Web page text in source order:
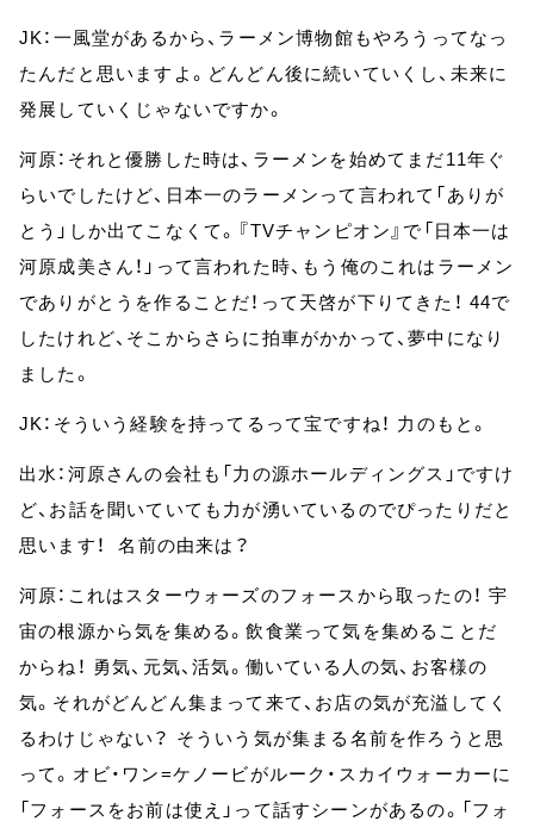
JK：一風堂があるから、ラーメン博物館もやろうってなっ
たんだと思いますよ。どんどん後に続いていくし、未来に
発展していくじゃないですか。
河原：それと優勝した時は、ラーメンを始めてまだ11年ぐ
らいでしたけど、日本一のラーメンって言われて「ありが
とう」しか出てこなくて。『TVチャンピオン』で「日本一は
河原成美さん！」って言われた時、もう俺のこれはラーメン
でありがとうを作ることだ！って天啓が下りてきた！ 44で
したけれど、そこからさらに拍車がかかって、夢中になり
ました。
JK：そういう経験を持ってるって宝ですね！ 力のもと。
出水：河原さんの会社も「力の源ホールディングス」ですけ
ど、お話を聞いていても力が湧いているのでぴったりだと
思います！ 名前の由来は？
河原：これはスターウォーズのフォースから取ったの！ 宇
宙の根源から気を集める。飲食業って気を集めることだ
からね！ 勇気、元気、活気。働いている人の気、お客様の
気。それがどんどん集まって来て、お店の気が充溢してく
るわけじゃない？ そういう気が集まる名前を作ろうと思
って。オビ・ワン=ケノービがルーク・スカイウォーカーに
「フォースをお前は使え」って話すシーンがあるの。「フォ